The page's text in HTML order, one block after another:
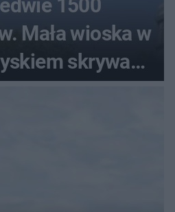
1500
Mała wioska w
skrywa
tu nawet król